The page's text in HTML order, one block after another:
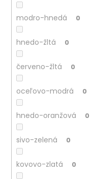
modro-hnedá 0
hnedo-žltá 0
červeno-žltá 0
oceľovo-modrá 0
hnedo-oranžová 0
sivo-zelená 0
kovovo-zlatá 0